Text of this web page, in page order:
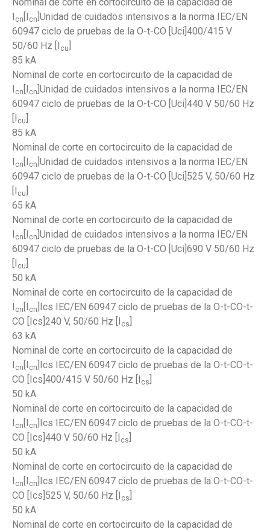
I cn [I cn ]Unidad de cuidados intensivos a la norma IEC/EN
60947 ciclo de pruebas de la O-t-CO [Uci]400/415 V
50/60 Hz [I cu
85 kA
Nominal de corte en cortocircuito de la capacidad de
I cn [I cn ]Unidad de cuidados intensivos a la norma IEC/EN
60947 ciclo de pruebas de la O-t-CO [Uci]440 V 50/60 Hz
[I cu
85 kA
Nominal de corte en cortocircuito de la capacidad de
I cn [I cn ]Unidad de cuidados intensivos a la norma IEC/EN
60947 ciclo de pruebas de la O-t-CO [Uci]525 V, 50/60 Hz
[I cu
65 kA
Nominal de corte en cortocircuito de la capacidad de
I cn [I cn ]Unidad de cuidados intensivos a la norma IEC/EN
60947 ciclo de pruebas de la O-t-CO [Uci]690 V 50/60 Hz
[I cu
50 kA
Nominal de corte en cortocircuito de la capacidad de
I cn [I cn ]Ics IEC/EN 60947 ciclo de pruebas de la O-t-CO-t-
CO [Ics]240 V, 50/60 Hz [I cs
63 kA
Nominal de corte en cortocircuito de la capacidad de
I cn [I cn ]Ics IEC/EN 60947 ciclo de pruebas de la O-t-CO-t-
CO [Ics]400/415 V 50/60 Hz [I cs
50 kA
Nominal de corte en cortocircuito de la capacidad de
I cn [I cn ]Ics IEC/EN 60947 ciclo de pruebas de la O-t-CO-t-
CO [Ics]440 V 50/60 Hz [I cs
50 kA
Nominal de corte en cortocircuito de la capacidad de
I cn [I cn ]Ics IEC/EN 60947 ciclo de pruebas de la O-t-CO-t-
CO [Ics]525 V, 50/60 Hz [I cs
50 kA
Nominal de corte en cortocircuito de la capacidad de